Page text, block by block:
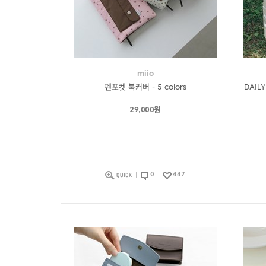
miio
펜포켓 북커버 - 5 colors
29,000원
0 447